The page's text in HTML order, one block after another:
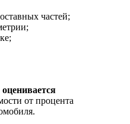
частей;
оценивается
от процента